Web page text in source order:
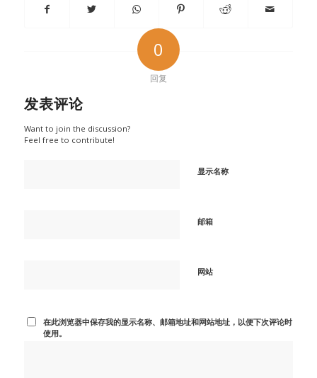
0
回复
发表评论
Want to join the discussion?
Feel free to contribute!
显示名称
邮箱
网站
在此浏览器中保存我的显示名称、邮箱地址和网站地址，以便下次评论时
使用。